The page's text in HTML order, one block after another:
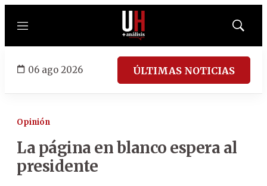
Menú
Mostrar
06 ago 2026 ÚLTIMAS NOTICIAS
Opinión
La página en blanco espera al
presidente